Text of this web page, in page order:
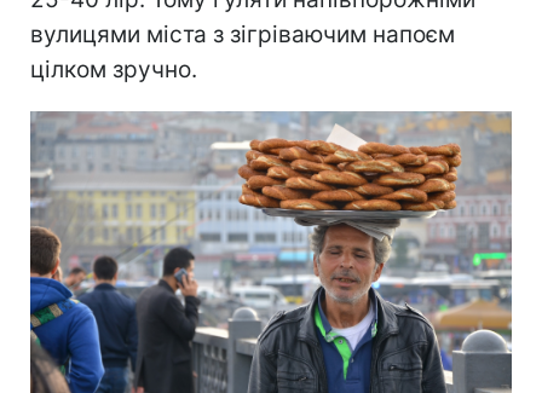
вулицями міста з зігріваючим напоєм
цілком зручно.